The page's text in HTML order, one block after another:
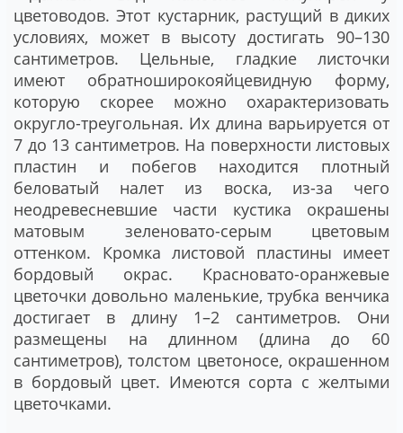
цветоводов. Этот кустарник, растущий в диких
условиях, может в высоту достигать 90–130
сантиметров. Цельные, гладкие листочки
имеют обратноширокояйцевидную форму,
которую скорее можно охарактеризовать
округло-треугольная. Их длина варьируется от
7 до 13 сантиметров. На поверхности листовых
пластин и побегов находится плотный
беловатый налет из воска, из-за чего
неодревесневшие части кустика окрашены
матовым зеленовато-серым цветовым
оттенком. Кромка листовой пластины имеет
бордовый окрас. Красновато-оранжевые
цветочки довольно маленькие, трубка венчика
достигает в длину 1–2 сантиметров. Они
размещены на длинном (длина до 60
сантиметров), толстом цветоносе, окрашенном
в бордовый цвет. Имеются сорта с желтыми
цветочками.